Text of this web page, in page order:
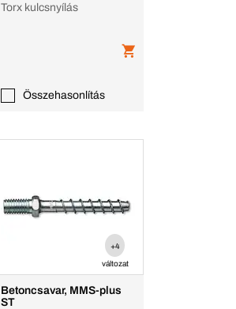
Torx kulcsnyílás
Összehasonlítás
+4
változat
Betoncsavar, MMS-plus
ST